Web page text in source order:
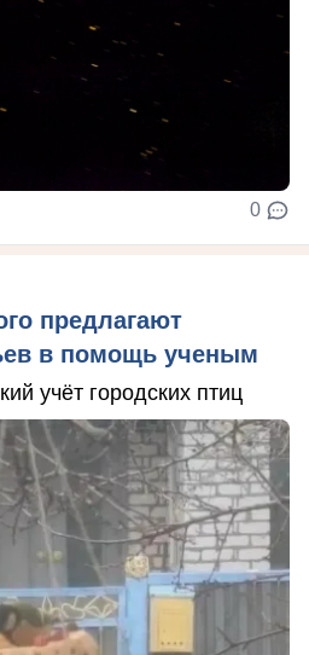
0
предлагают
в помощь ученым
учёт городских птиц